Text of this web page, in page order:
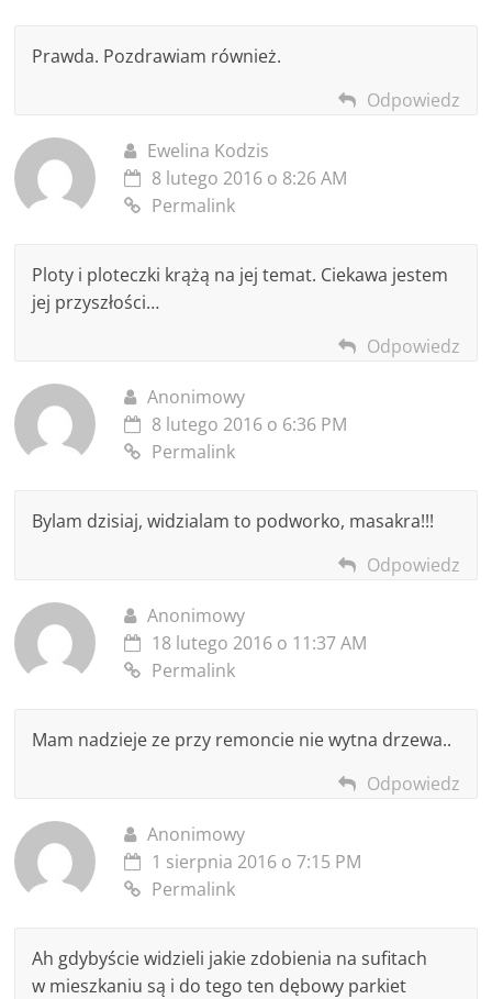
Prawda. Pozdrawiam również.
Odpowiedz
Ewelina Kodzis
8 lutego 2016 o 8:26 AM
Permalink
Ploty i ploteczki krążą na jej temat. Ciekawa jestem
jej przyszłości…
Odpowiedz
Anonimowy
8 lutego 2016 o 6:36 PM
Permalink
Bylam dzisiaj, widzialam to podworko, masakra!!!
Odpowiedz
Anonimowy
18 lutego 2016 o 11:37 AM
Permalink
Mam nadzieje ze przy remoncie nie wytna drzewa..
Odpowiedz
Anonimowy
1 sierpnia 2016 o 7:15 PM
Permalink
Ah gdybyście widzieli jakie zdobienia na sufitach
w mieszkaniu są i do tego ten dębowy parkiet